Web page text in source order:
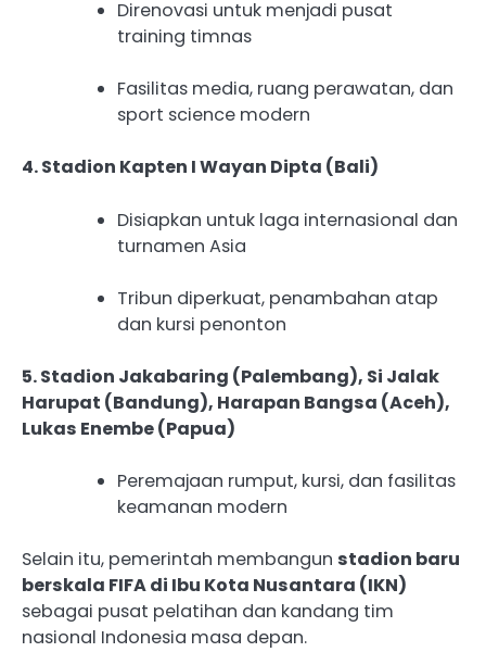
Direnovasi untuk menjadi pusat
training timnas
Fasilitas media, ruang perawatan, dan
sport science modern
4. Stadion Kapten I Wayan Dipta (Bali)
Disiapkan untuk laga internasional dan
turnamen Asia
Tribun diperkuat, penambahan atap
dan kursi penonton
5. Stadion Jakabaring (Palembang), Si Jalak
Harupat (Bandung), Harapan Bangsa (Aceh),
Lukas Enembe (Papua)
Peremajaan rumput, kursi, dan fasilitas
keamanan modern
Selain itu, pemerintah membangun stadion baru
berskala FIFA di Ibu Kota Nusantara (IKN)
sebagai pusat pelatihan dan kandang tim
nasional Indonesia masa depan.